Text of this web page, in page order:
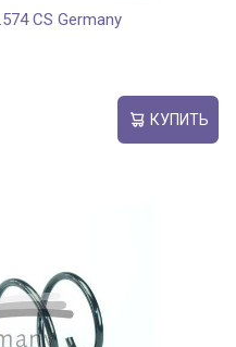
CS Germany
КУПИТЬ